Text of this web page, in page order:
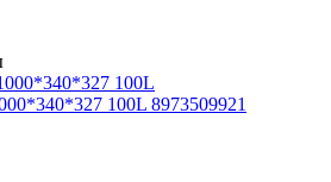
100L 8973509921